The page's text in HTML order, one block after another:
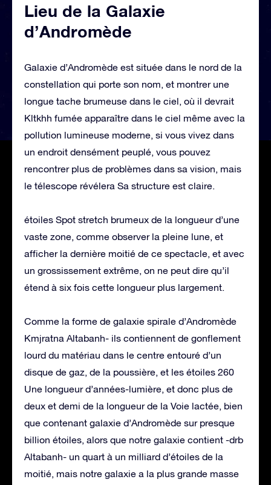
Lieu de la Galaxie
d’Andromède
Galaxie d’Andromède est située dans le nord de la
constellation qui porte son nom, et montrer une
longue tache brumeuse dans le ciel, où il devrait
Kltkhh fumée apparaître dans le ciel même avec la
pollution lumineuse moderne, si vous vivez dans
un endroit densément peuplé, vous pouvez
rencontrer plus de problèmes dans sa vision, mais
le télescope révélera Sa structure est claire.
étoiles Spot stretch brumeux de la longueur d’une
vaste zone, comme observer la pleine lune, et
afficher la dernière moitié de ce spectacle, et avec
un grossissement extrême, on ne peut dire qu’il
étend à six fois cette longueur plus largement.
Comme la forme de galaxie spirale d’Andromède
Kmjratna Altabanh- ils contiennent de gonflement
lourd du matériau dans le centre entouré d’un
disque de gaz, de la poussière, et les étoiles 260
Une longueur d’années-lumière, et donc plus de
deux et demi de la longueur de la Voie lactée, bien
que contenant galaxie d’Andromède sur presque
billion étoiles, alors que notre galaxie contient -drb
Altabanh- un quart à un milliard d’étoiles de la
moitié, mais notre galaxie a la plus grande masse